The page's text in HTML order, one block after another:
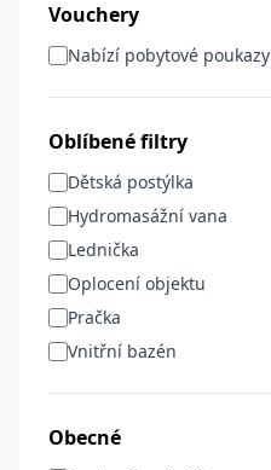
Vouchery
Nabízí pobytové poukazy
Oblíbené filtry
Dětská postýlka
Hydromasážní vana
Lednička
Oplocení objektu
Pračka
Vnitřní bazén
Obecné